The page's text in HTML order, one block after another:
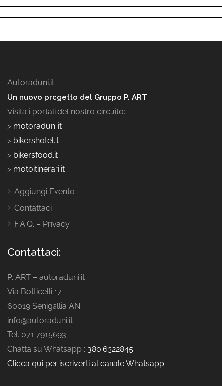
Autoraduni.it
Un nuovo progetto del Gruppo P. ART
Visita i portali del nostro circuito:
> motoraduni.it
> bikershotel.it
> bikersfood.it
> motoitinerari.it
Aggiungi Evento
Contattaci
F.A.Q. – Privacy
Contattaci:
P. ART – autoraduni.it
Via Botticelli 17
60019 Senigallia AN
info@autoraduni.it
Tel. 071.7915693
Chatta su Whatsapp : 380.6322845
Clicca qui per iscriverti al canale Whatsapp